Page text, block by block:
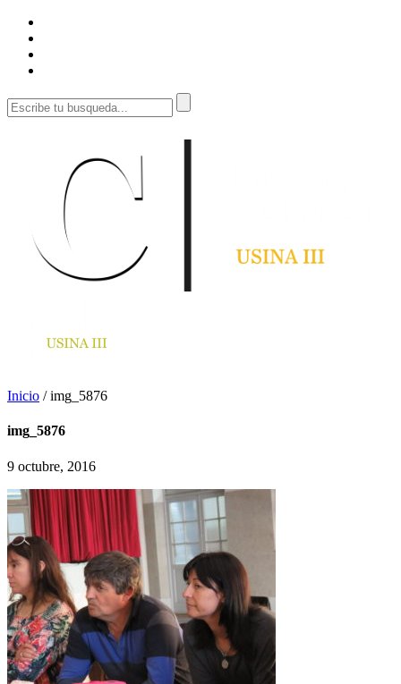
Inicio /img_5876
img_5876
9 octubre, 2016